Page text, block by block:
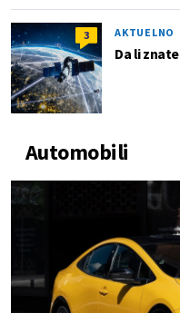
3 AKTUELNO
Da li
Automobili